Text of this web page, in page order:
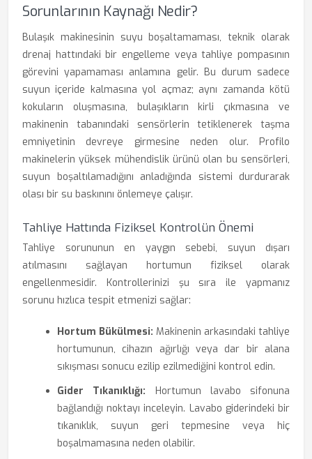
Sorunlarının Kaynağı Nedir?
Bulaşık makinesinin suyu boşaltamaması, teknik olarak
drenaj hattındaki bir engelleme veya tahliye pompasının
görevini yapamaması anlamına gelir. Bu durum sadece
suyun içeride kalmasına yol açmaz; aynı zamanda kötü
kokuların oluşmasına, bulaşıkların kirli çıkmasına ve
makinenin tabanındaki sensörlerin tetiklenerek taşma
emniyetinin devreye girmesine neden olur. Profilo
makinelerin yüksek mühendislik ürünü olan bu sensörleri,
suyun boşaltılamadığını anladığında sistemi durdurarak
olası bir su baskınını önlemeye çalışır.
Tahliye Hattında Fiziksel Kontrolün Önemi
Tahliye sorununun en yaygın sebebi, suyun dışarı
atılmasını sağlayan hortumun fiziksel olarak
engellenmesidir. Kontrollerinizi şu sıra ile yapmanız
sorunu hızlıca tespit etmenizi sağlar:
Hortum Bükülmesi: Makinenin arkasındaki tahliye
hortumunun, cihazın ağırlığı veya dar bir alana
sıkışması sonucu ezilip ezilmediğini kontrol edin.
Gider Tıkanıklığı: Hortumun lavabo sifonuna
bağlandığı noktayı inceleyin. Lavabo giderindeki bir
tıkanıklık, suyun geri tepmesine veya hiç
boşalmamasına neden olabilir.